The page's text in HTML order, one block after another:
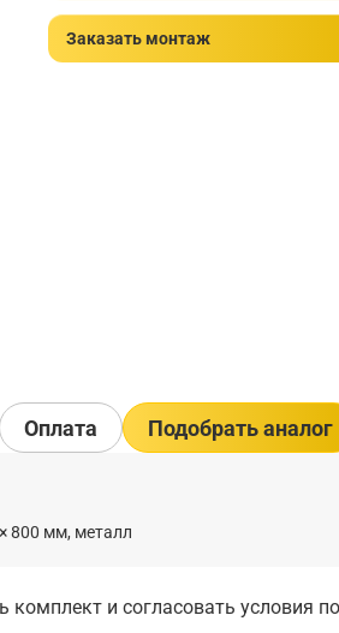
Заказать монтаж
800 мм, металл
и согласовать условия
Оплата Подобрать аналог